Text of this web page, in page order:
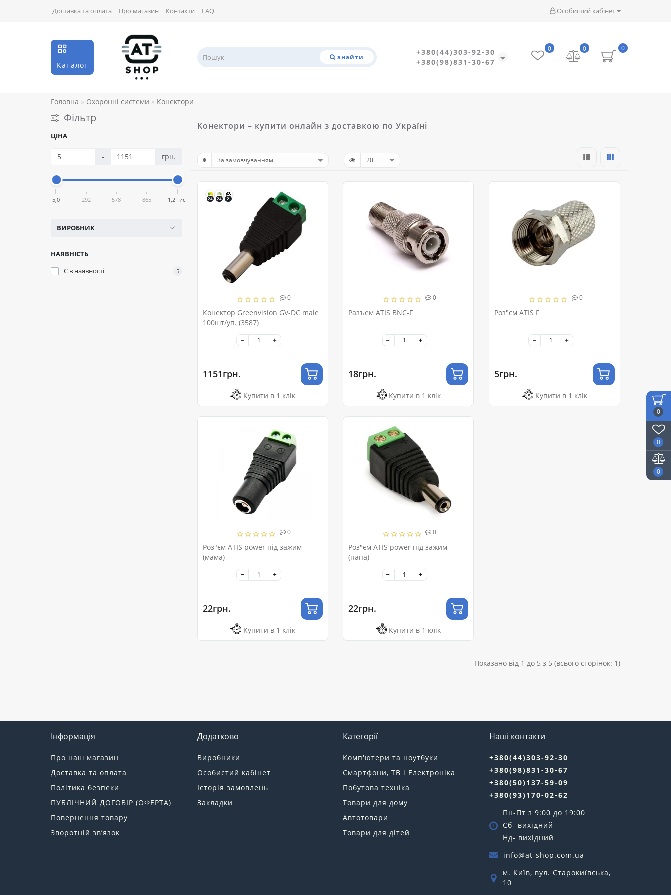
0
0
0
Особистий кабінет
Доставка та оплата Про магазин Контакти FAQ
Каталог
знайти
+380(44)303-92-30
+380(98)831-30-67
0
0
0
Головна Охоронні системи Конектори
Фільтр
ЦІНА
- грн.
5,0 292 578 865 1,2 тис.
ВИРОБНИК
НАЯВНІСТЬ
Є в наявності
5
Конектори – купити онлайн з доставкою по Україні
24 24 2
0
Конектор Greenvision GV-DC male
100шт/уп. (3587)
1151грн.
Купити в 1 клік
0
Разъем ATIS BNC-F
18грн.
Купити в 1 клік
0
Роз"єм ATIS F
5грн.
Купити в 1 клік
0
Роз"єм ATIS power під зажим
(мама)
22грн.
Купити в 1 клік
0
Роз"єм ATIS power під зажим
(папа)
22грн.
Купити в 1 клік
Показано від 1 до 5 з 5 (всього сторінок: 1)
Інформація
Про наш магазин
Доставка та оплата
Політика безпеки
ПУБЛІЧНИЙ ДОГОВІР (ОФЕРТА)
Повернення товару
Зворотній зв’язок
Додатково
Виробники
Особистий кабінет
Історія замовлень
Закладки
Категорії
Комп'ютери та ноутбуки
Смартфони, ТВ і Електроніка
Побутова техніка
Товари для дому
Автотовари
Товари для дітей
Наші контакти
+380(44)303-92-30
+380(98)831-30-67
+380(50)137-59-09
+380(93)170-02-62
Пн-Пт з 9:00 до 19:00
Сб- вихідний
Нд- вихідний
info@at-shop.com.ua
м. Київ, вул. Старокиївська,
10